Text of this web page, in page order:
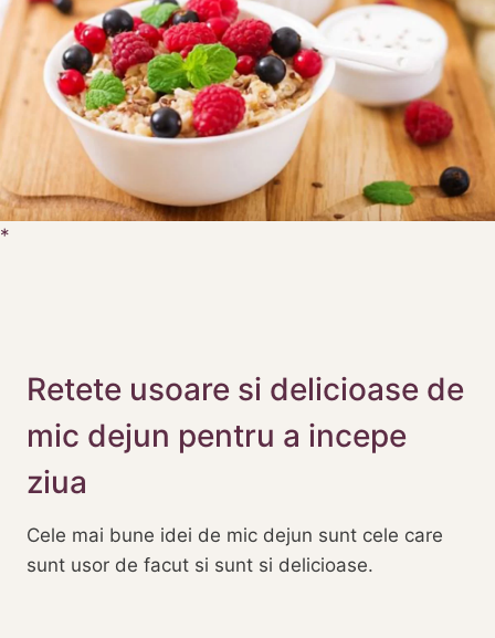
Retete usoare si delicioase de
mic dejun pentru a incepe
ziua
Cele mai bune idei de mic dejun sunt cele care
sunt usor de facut si sunt si delicioase.